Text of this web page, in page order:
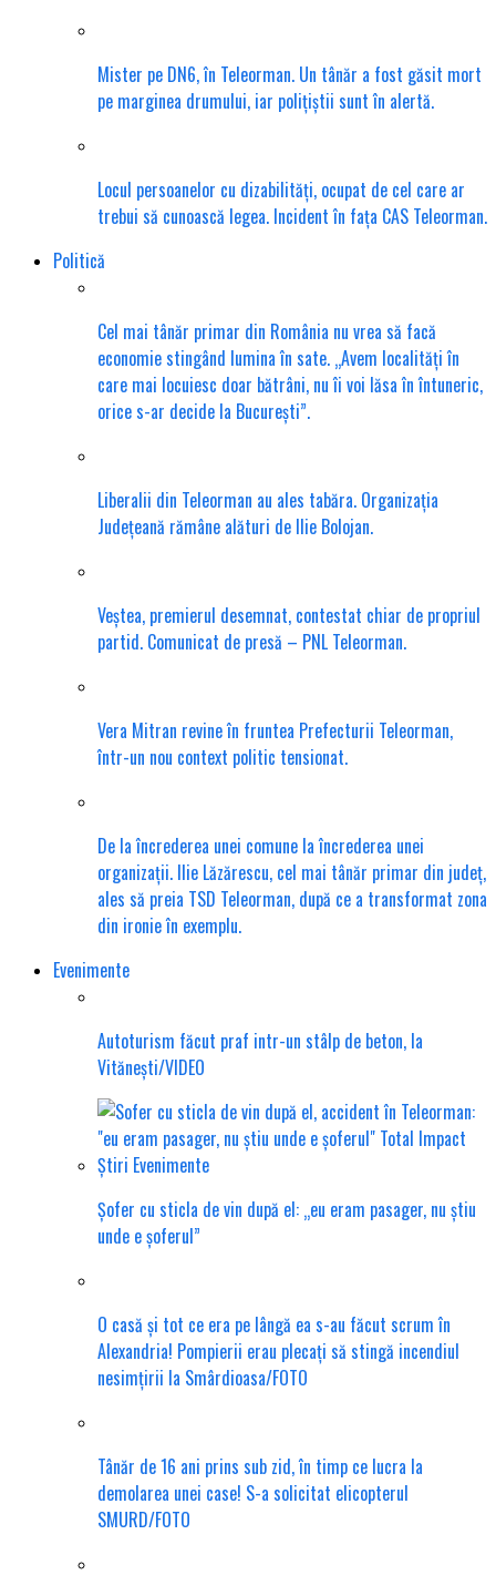
Mister pe DN6, în Teleorman. Un tânăr a fost găsit mort
pe marginea drumului, iar polițiștii sunt în alertă.
Locul persoanelor cu dizabilități, ocupat de cel care ar
trebui să cunoască legea. Incident în fața CAS Teleorman.
Politică
Cel mai tânăr primar din România nu vrea să facă
economie stingând lumina în sate. „Avem localități în
care mai locuiesc doar bătrâni, nu îi voi lăsa în întuneric,
orice s-ar decide la București”.
Liberalii din Teleorman au ales tabăra. Organizația
Județeană rămâne alături de Ilie Bolojan.
Veștea, premierul desemnat, contestat chiar de propriul
partid. Comunicat de presă – PNL Teleorman.
Vera Mitran revine în fruntea Prefecturii Teleorman,
într-un nou context politic tensionat.
De la încrederea unei comune la încrederea unei
organizații. Ilie Lăzărescu, cel mai tânăr primar din județ,
ales să preia TSD Teleorman, după ce a transformat zona
din ironie în exemplu.
Evenimente
Autoturism făcut praf intr-un stâlp de beton, la
Vitănești/VIDEO
Șofer cu sticla de vin după el: „eu eram pasager, nu știu
unde e șoferul”
O casă și tot ce era pe lângă ea s-au făcut scrum în
Alexandria! Pompierii erau plecați să stingă incendiul
nesimțirii la Smârdioasa/FOTO
Tânăr de 16 ani prins sub zid, în timp ce lucra la
demolarea unei case! S-a solicitat elicopterul
SMURD/FOTO